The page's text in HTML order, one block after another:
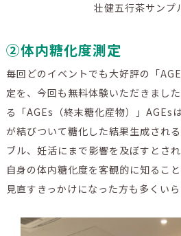
壮健五行茶サンプ
②体内糖化度測定
毎回どのイベントでも大好評の「
定を、今回も無料体験いただきまし
る「AGEs（終末糖化産物）」AGEs
が結びついて糖化した結果生成され
ブル、妊活にまで影響を及ぼすとされ
自身の体内糖化度を客観的に知るこ
見直すきっかけになった方も多くいら